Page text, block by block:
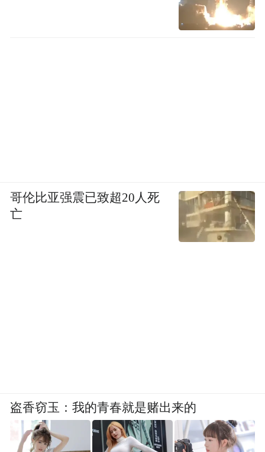
哥伦比亚强震已致超20人死
亡
盗香窃玉：我的青春就是赌出来的